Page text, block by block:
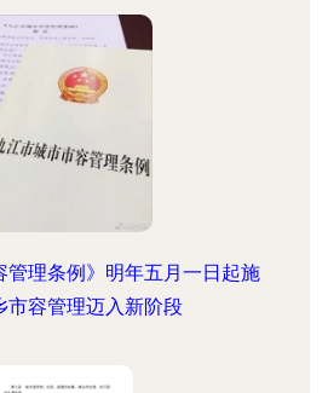
管理条例》明年五月一日起施
市容管理迈入新阶段